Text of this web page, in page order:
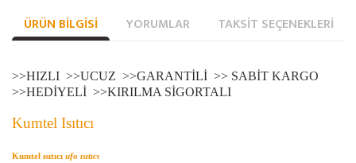
ÜRÜN BILGISI YORUMLAR TAKSIT SEÇENEKLERI
>>HIZLI >>UCUZ >>GARANTİLİ >> SABİT KARGO
>>HEDİYELİ >>KIRILMA SİGORTALI
Kumtel Isıtıcı
Kumtel ısıtıcı ufo ısıtıcı